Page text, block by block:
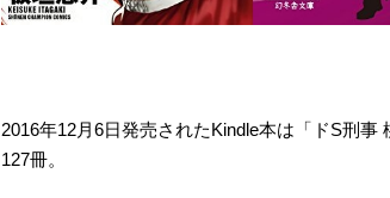
2016年12月6日発売されたKindle本は「ドS刑
127冊。